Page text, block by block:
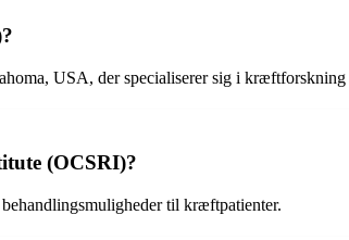
USA, der specialiserer sig i
(OCSRI)?
til kræftpatienter.